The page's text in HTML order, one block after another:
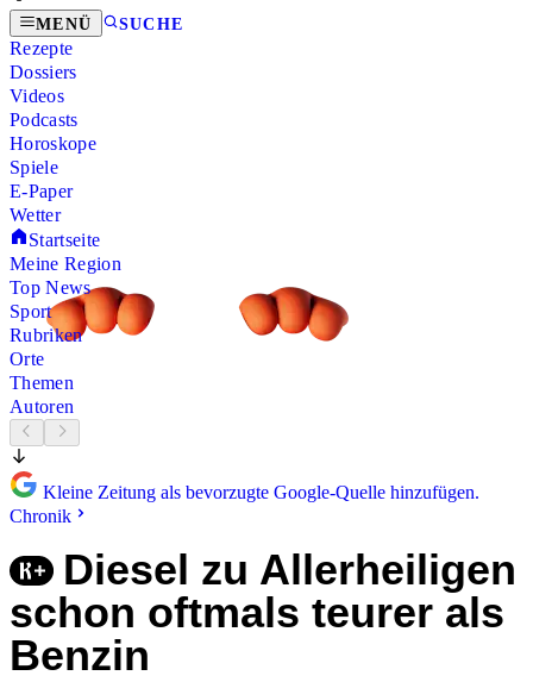
MENÜ SUCHE
Rezepte
Dossiers
Videos
Podcasts
Horoskope
Spiele
E-Paper
Wetter
Startseite
Meine Region
Top News
Sport
Rubriken
Orte
Themen
Autoren
Kleine Zeitung als bevorzugte Google-Quelle hinzufügen.
Chronik
Diesel zu Allerheiligen
schon oftmals teurer als
Benzin